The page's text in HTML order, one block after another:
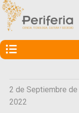
2 de Septiembre de
2022